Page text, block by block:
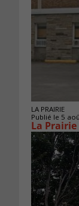
LA PRAIRIE
Publié le 5
La Prairie